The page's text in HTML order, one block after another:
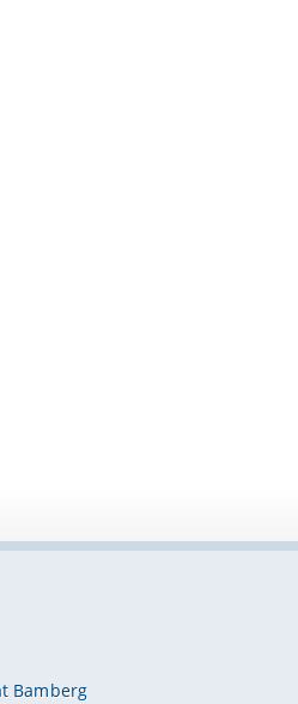
Bamberg